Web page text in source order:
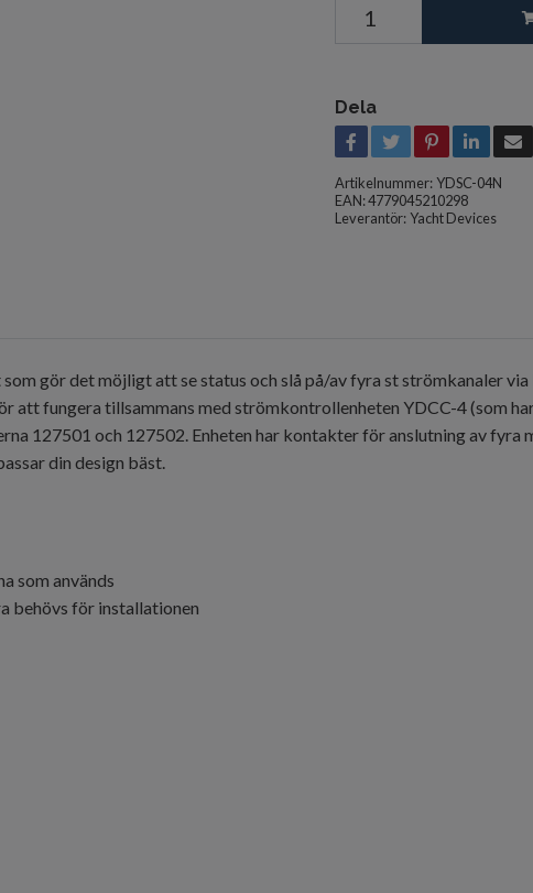
Dela
Artikelnummer:YDSC-04N
EAN: 4779045210298
Leverantör:Yacht Devices
gör det möjligt att se status och slå på/av fyra st strömkanaler
att fungera tillsammans med strömkontrollenheten YDCC-4 (som
127501 och 127502. Enheten har kontakter för anslutning av fyra
din design bäst.
som används
behövs för installationen